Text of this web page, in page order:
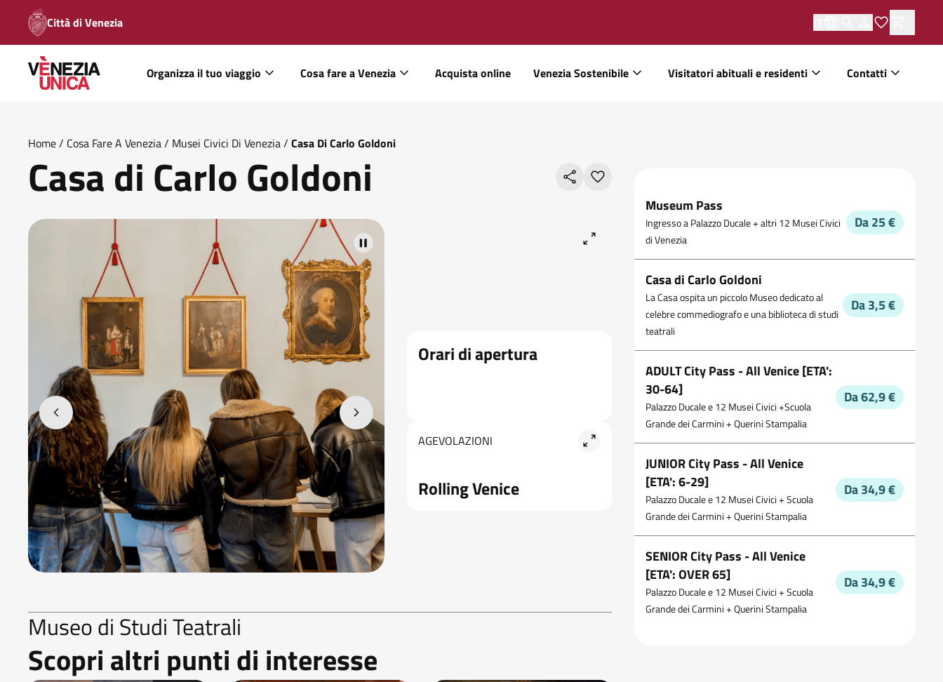
Città di Venezia
Organizza il tuo viaggio Cosa fare a Venezia Acquista online Venezia Sostenibile Visitatori abituali e residenti Contatti
Home/ Cosa Fare A Venezia/ Musei Civici Di Venezia/ Casa Di Carlo Goldoni
Casa di Carlo Goldoni
Orari di apertura
AGEVOLAZIONI
Rolling Venice
Museo di Studi Teatrali
Scopri altri punti di interesse
Museum Pass
Ingresso a Palazzo Ducale + altri 12 Musei Civici
di Venezia
Da 25 €
Casa di Carlo Goldoni
La Casa ospita un piccolo Museo dedicato al
celebre commediografo e una biblioteca di studi
teatrali
Da 3,5 €
ADULT City Pass - All Venice [ETA':
30-64]
Palazzo Ducale e 12 Musei Civici +Scuola
Grande dei Carmini + Querini Stampalia
Da 62,9 €
JUNIOR City Pass - All Venice
[ETA': 6-29]
Palazzo Ducale e 12 Musei Civici + Scuola
Grande dei Carmini + Querini Stampalia
Da 34,9 €
SENIOR City Pass - All Venice
[ETA': OVER 65]
Palazzo Ducale e 12 Musei Civici + Scuola
Grande dei Carmini + Querini Stampalia
Da 34,9 €